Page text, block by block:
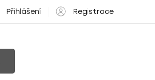
Přihlášení Registrace